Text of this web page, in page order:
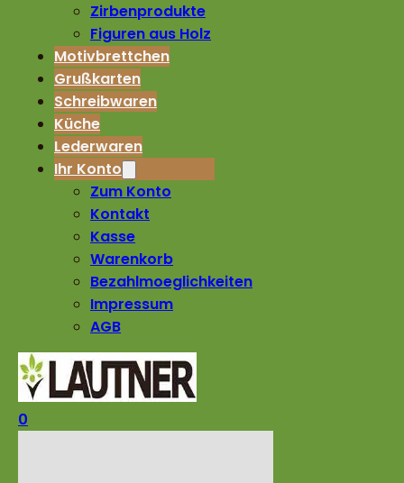
Zirbenprodukte
Figuren aus Holz
Motivbrettchen
Grußkarten
Schreibwaren
Küche
Lederwaren
Ihr Konto
Zum Konto
Kontakt
Kasse
Warenkorb
Bezahlmoeglichkeiten
Impressum
AGB
0